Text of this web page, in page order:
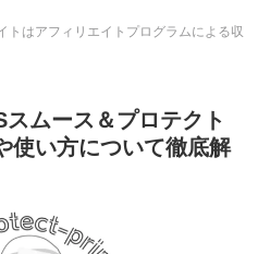
トはアフィリエイトプログラムによる収
ムース＆プロテクト
使い方について徹底解